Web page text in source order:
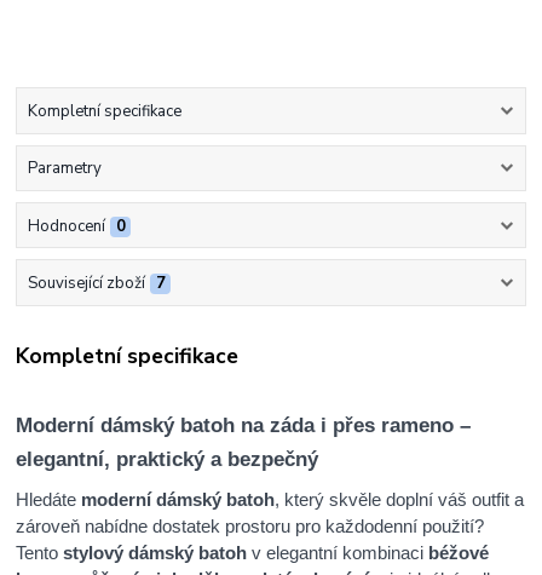
Kompletní specifikace
Parametry
Hodnocení 0
Související zboží 7
Kompletní specifikace
Moderní dámský batoh na záda i přes rameno –
elegantní, praktický a bezpečný
Hledáte moderní dámský batoh, který skvěle doplní váš outfit a
zároveň nabídne dostatek prostoru pro každodenní použití?
Tentostylový dámský batoh v elegantní kombinaci béžové